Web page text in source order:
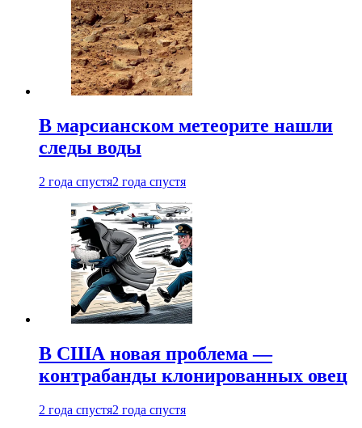
В марсианском метеорите нашли
следы воды
2 года спустя2 года спустя
В США новая проблема —
контрабанды клонированных овец
2 года спустя2 года спустя